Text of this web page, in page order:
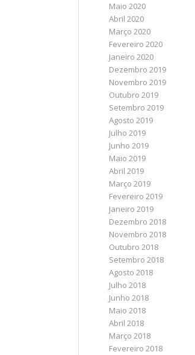
Maio 2020
Abril 2020
Março 2020
Fevereiro 2020
Janeiro 2020
Dezembro 2019
Novembro 2019
Outubro 2019
Setembro 2019
Agosto 2019
Julho 2019
Junho 2019
Maio 2019
Abril 2019
Março 2019
Fevereiro 2019
Janeiro 2019
Dezembro 2018
Novembro 2018
Outubro 2018
Setembro 2018
Agosto 2018
Julho 2018
Junho 2018
Maio 2018
Abril 2018
Março 2018
Fevereiro 2018